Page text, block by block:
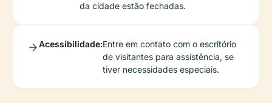
da cidade estão fechadas.
Acessibilidade:Entre em contato com o escritório
de visitantes para assistência, se
tiver necessidades especiais.